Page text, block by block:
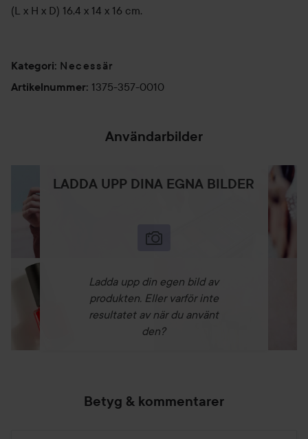
(L x H x D) 16,4 x 14 x 16 cm.
Kategori: Necessär
Artikelnummer: 1375-357-0010
Användarbilder
LADDA UPP DINA EGNA BILDER
Ladda upp din egen bild av
produkten. Eller varför inte
resultatet av när du använt
den?
Betyg & kommentarer